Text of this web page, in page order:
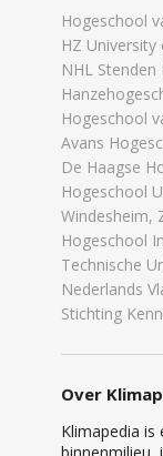
Hogeschool
HZ University
NHL
Hogeschool
Avans
De Haagse
Hogeschool
Windesheim,
Hogeschool
Technische
Nederlands
Stichting
Over
Klimapedia is